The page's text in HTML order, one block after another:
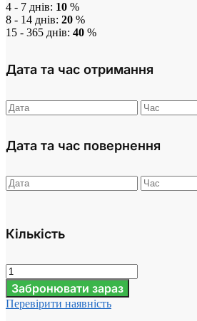
4 - 7 днів: 10 %
8 - 14 днів: 20 %
15 - 365 днів: 40 %
Дата та час отримання
Дата та час повернення
Кількість
Забронювати зараз
Перевірити наявність